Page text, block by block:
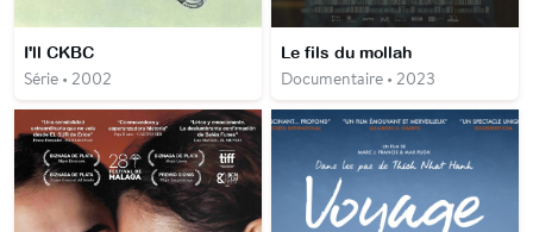
I'll CKBC
Série • 2002
Le fils du mollah
Documentaire • 2023